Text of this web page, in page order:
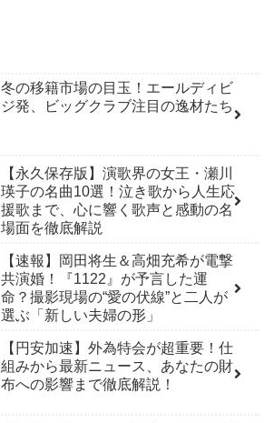
冬の移籍市場の目玉！エールディビ
ジ発、ビッグクラブ注目の逸材たち
【永久保存版】演歌界の女王・瀬川
瑛子の名曲10選！泣き歌から人生応
援歌まで、心に響く歌声と感動の名
場面を徹底解説
【速報】岡田将生＆高畑充希が電撃
共演婚！『1122』が予言した運
命？撮影現場の“愛の伏線”と二人が
選ぶ「新しい夫婦の形」
【円安加速】外為特会が超重要！仕
組みから最新ニュース、あなたの財
布への影響まで徹底解説！